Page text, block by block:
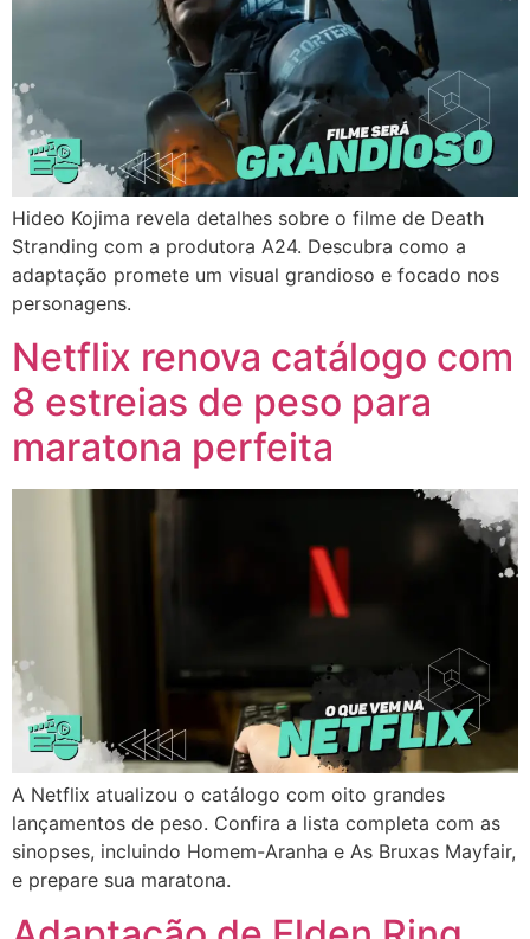
Hideo Kojima revela detalhes sobre o filme de Death
Stranding com a produtora A24. Descubra como a
adaptação promete um visual grandioso e focado nos
personagens.
Netflix renova catálogo com
8 estreias de peso para
maratona perfeita
A Netflix atualizou o catálogo com oito grandes
lançamentos de peso. Confira a lista completa com as
sinopses, incluindo Homem-Aranha e As Bruxas Mayfair,
e prepare sua maratona.